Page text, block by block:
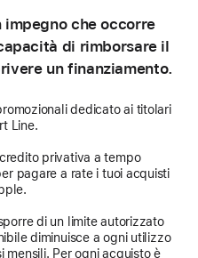
impegno che occorre
di rimborsare il
un finanziamento.
dedicato ai titolari
Line.
privativa a tempo
pagare a rate i tuoi acquisti
di un limite autorizzato
diminuisce a ogni utilizzo
mensili. Per ogni acquisto è